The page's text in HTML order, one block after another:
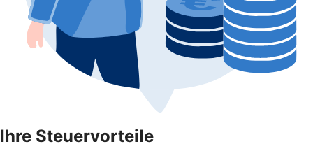
Ihre Steuervorteile